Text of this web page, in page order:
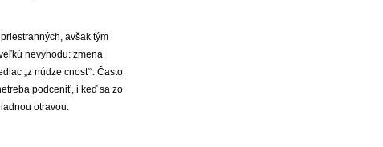
avšak tým
nevýhodu: zmena
„z núdze cnosť“. Často
podceniť, i keď sa zo
otravou.